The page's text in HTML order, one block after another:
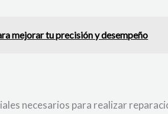
mejorar tu precisión y desempeño
necesarios para realizar